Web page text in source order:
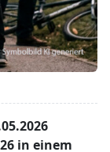
in einem